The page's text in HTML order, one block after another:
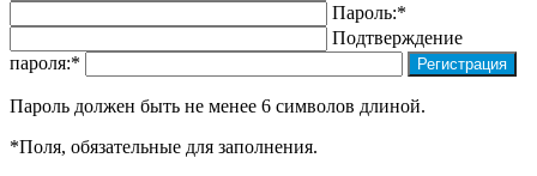
Пароль:*
Подтверждение
пароля:*
Пароль должен быть не менее 6 символов длиной.
*Поля, обязательные для заполнения.